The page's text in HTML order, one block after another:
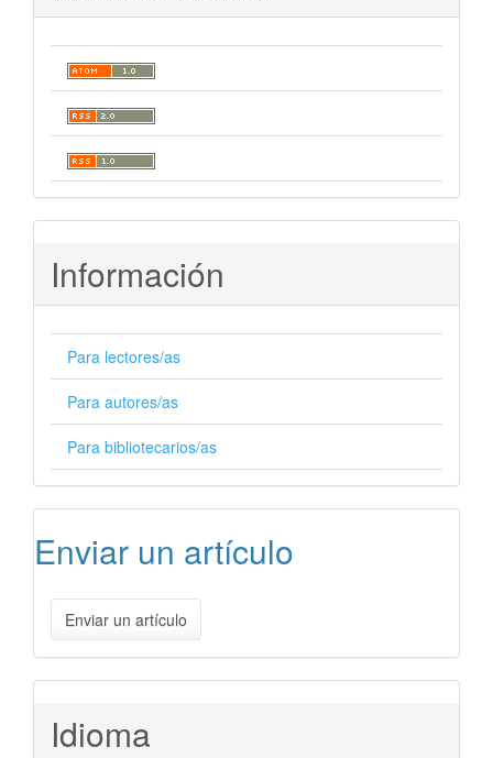
Información
Para lectores/as
Para autores/as
Para bibliotecarios/as
Enviar un artículo
Enviar un artículo
Idioma